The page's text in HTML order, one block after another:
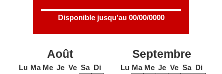
Disponible jusqu'au 00/00/0000
Août
Lu Ma Me Je Ve Sa Di
Septembre
Lu Ma Me Je Ve Sa Di